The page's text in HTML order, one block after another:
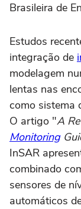
Brasileira de
Estudos
integração de
modelagem
lentas nas
como sistema
O artigo "A
Monitoring
InSAR
combinado
sensores de
automáticos